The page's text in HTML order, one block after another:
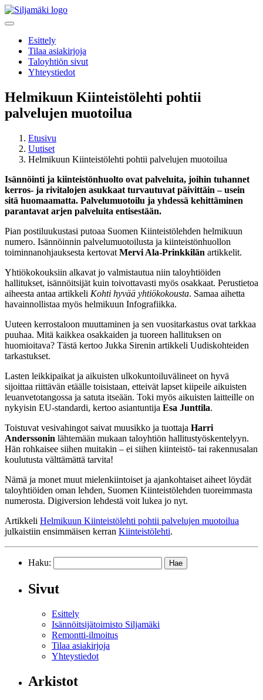
Esittely
Tilaa asiakirjoja
Taloyhtiön sivut
Yhteystiedot
Helmikuun Kiinteistölehti pohtii
palvelujen muotoilua
Etusivu
Uutiset
Helmikuun Kiinteistölehti pohtii palvelujen muotoilua
Isännöinti ja kiinteistönhuolto ovat palveluita, joihin tuhannet
kerros- ja rivitalojen asukkaat turvautuvat päivittäin – usein
sitä huomaamatta. Palvelumuotoilu ja yhdessä kehittäminen
parantavat arjen palveluita entisestään.
Pian postiluukustasi putoaa Suomen Kiinteistölehden helmikuun
numero. Isännöinnin palvelumuotoilusta ja kiinteistönhuollon
toiminnanohjauksesta kertovat Mervi Ala-Prinkkilän artikkelit.
Yhtiökokouksiin alkavat jo valmistautua niin taloyhtiöiden
hallitukset, isännöitsijät kuin toivottavasti myös osakkaat. Perustietoa
aiheesta antaa artikkeli Kohti hyvää yhtiökokousta. Samaa aihetta
havainnollistaa myös helmikuun Infografiikka.
Uuteen kerrostaloon muuttaminen ja sen vuositarkastus ovat tarkkaa
puuhaa. Mitä kaikkea osakkaiden ja tuoreen hallituksen on
huomioitava? Tästä kertoo Jukka Sirenin artikkeli Uudiskohteiden
tarkastukset.
Lasten leikkipaikat ja aikuisten ulkokuntoiluvälineet on hyvä
sijoittaa riittävän etäälle toisistaan, etteivät lapset kiipeile aikuisten
leuanvetotangossa ja satuta itseään. Toki myös aikuisten laitteille on
nykyisin EU-standardi, kertoo asiantuntija Esa Junttila.
Toistuvat vesivahingot saivat muusikko ja tuottaja Harri
Anderssonin lähtemään mukaan taloyhtiön hallitustyöskentelyyn.
Hän rohkaisee siihen muitakin – ei siihen kiinteistö- tai rakennusalan
koulutusta välttämättä tarvita!
Nämä ja monet muut mielenkiintoiset ja ajankohtaiset aiheet löydät
taloyhtiöiden oman lehden, Suomen Kiinteistölehden tuoreimmasta
numerosta. Digiversion lehdestä voit lukea jo nyt.
Artikkeli Helmikuun Kiinteistölehti pohtii palvelujen muotoilua
julkaistiin ensimmäisen kerran Kiinteistölehti.
Haku:
Sivut
Esittely
Isännöitsijätoimisto Siljamäki
Remontti-ilmoitus
Tilaa asiakirjoja
Yhteystiedot
Arkistot